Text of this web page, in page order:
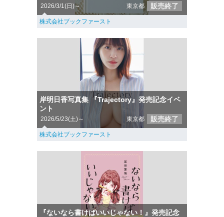
2026/3/1(日)～ 東京都 販売終了
株式会社ブックファースト
岸明日香写真集 『Trajectory』発売記念イベ
ント
2026/5/23(土)～ 東京都 販売終了
株式会社ブックファースト
『ないなら書けばいいじゃない！』発売記念